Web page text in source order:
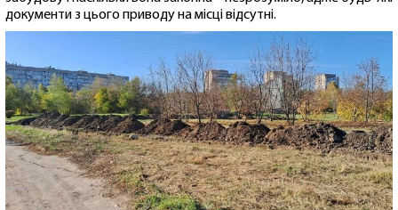
документи з цього приводу на місці відсутні.